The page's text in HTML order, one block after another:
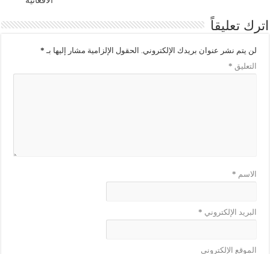
اترك تعليقاً
لن يتم نشر عنوان بريدك الإلكتروني. الحقول الإلزامية مشار إليها بـ *
التعليق *
الاسم *
البريد الإلكتروني *
الموقع الإلكتروني